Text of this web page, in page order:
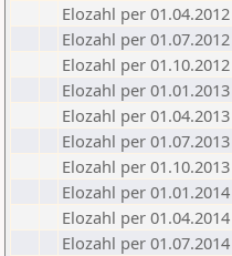
Elozahl per 01.04.2012
Elozahl per 01.07.2012
Elozahl per 01.10.2012
Elozahl per 01.01.2013
Elozahl per 01.04.2013
Elozahl per 01.07.2013
Elozahl per 01.10.2013
Elozahl per 01.01.2014
Elozahl per 01.04.2014
Elozahl per 01.07.2014